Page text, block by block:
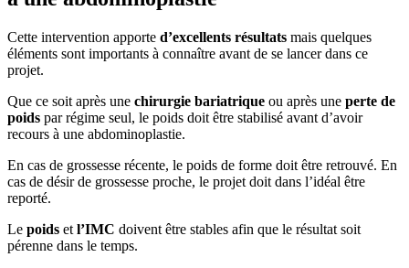
Cette intervention apporte d’excellents résultats mais quelques
éléments sont importants à connaître avant de se lancer dans ce
projet.
Que ce soit après une chirurgie bariatrique ou après une perte de
poids par régime seul, le poids doit être stabilisé avant d’avoir
recours à une abdominoplastie.
En cas de grossesse récente, le poids de forme doit être retrouvé. En
cas de désir de grossesse proche, le projet doit dans l’idéal être
reporté.
Le poids et l’IMC doivent être stables afin que le résultat soit
pérenne dans le temps.